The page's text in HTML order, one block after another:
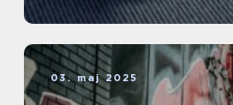
03. maj 2025